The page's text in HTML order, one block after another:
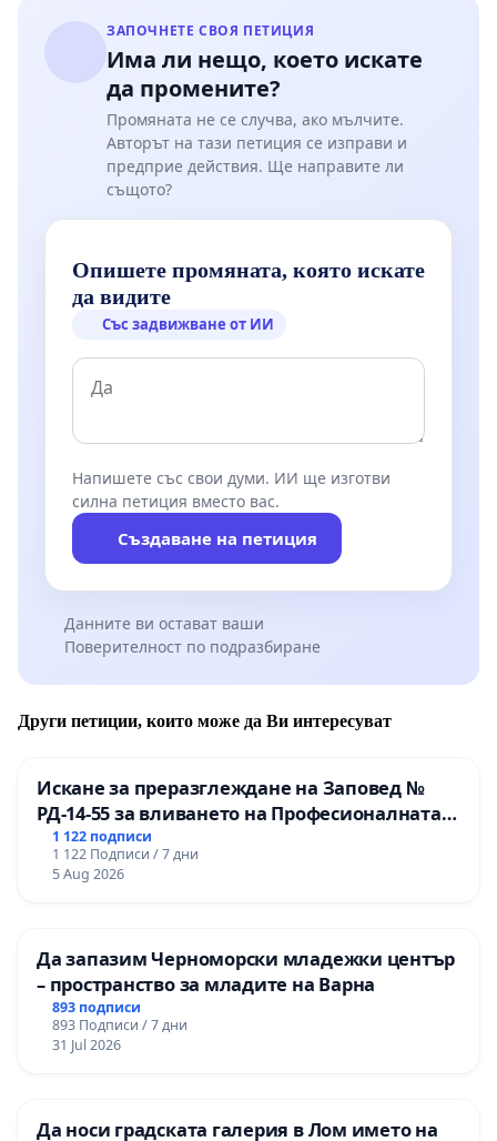
ЗАПОЧНЕТЕ СВОЯ ПЕТИЦИЯ
Има ли нещо, което искате
да промените?
Промяната не се случва, ако мълчите.
Авторът на тази петиция се изправи и
предприе действия. Ще направите ли
същото?
Опишете промяната, която искате
да видите
Със задвижване от ИИ
Напишете със свои думи. ИИ ще изготви
силна петиция вместо вас.
Създаване на петиция
Данните ви остават ваши
Поверителност по подразбиране
Други петиции, които може да Ви интересуват
Искане за преразглеждане на Заповед №
РД-14-55 за вливането на Професионалната
гимназия по промишлени технологии в
Професионалната гимназия по икономика и
мениджмънт – гр. Пазарджик
1 122 подписи
1 122 Подписи / 7 дни
5 Aug 2026
Да запазим Черноморски младежки център
– пространство за младите на Варна
893 подписи
893 Подписи / 7 дни
31 Jul 2026
Да носи градската галерия в Лом името на